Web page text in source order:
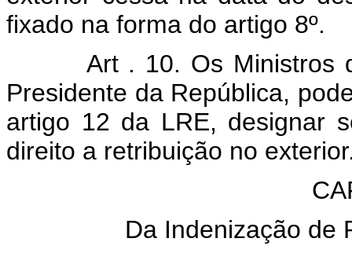
fixado na forma do artigo 8º.
Art . 10. Os Ministros
Presidente da República,
artigo 12 da LRE, designar
direito a retribuição no
Da Indenização de